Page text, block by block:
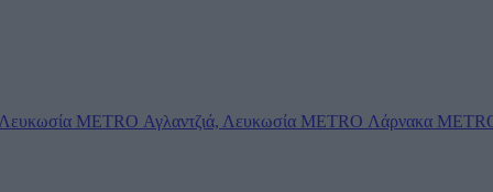
METRO Αγλαντζιά, Λευκωσία METRO Λάρνακα